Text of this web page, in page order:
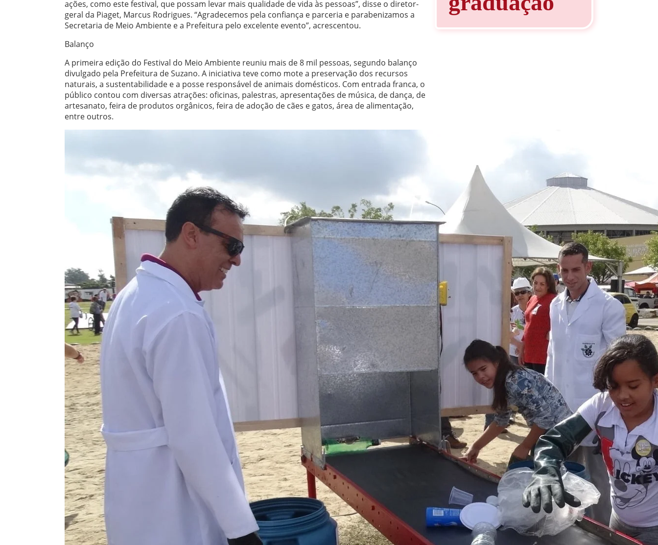
ações, como este festival, que possam levar mais qualidade de vida às pessoas”, disse o diretor-
geral da Piaget, Marcus Rodrigues. “Agradecemos pela confiança e parceria e parabenizamos a
Secretaria de Meio Ambiente e a Prefeitura pelo excelente evento”, acrescentou.
Balanço
A primeira edição do Festival do Meio Ambiente reuniu mais de 8 mil pessoas, segundo balanço
divulgado pela Prefeitura de Suzano. A iniciativa teve como mote a preservação dos recursos
naturais, a sustentabilidade e a posse responsável de animais domésticos. Com entrada franca, o
público contou com diversas atrações: oficinas, palestras, apresentações de música, de dança, de
artesanato, feira de produtos orgânicos, feira de adoção de cães e gatos, área de alimentação,
entre outros.